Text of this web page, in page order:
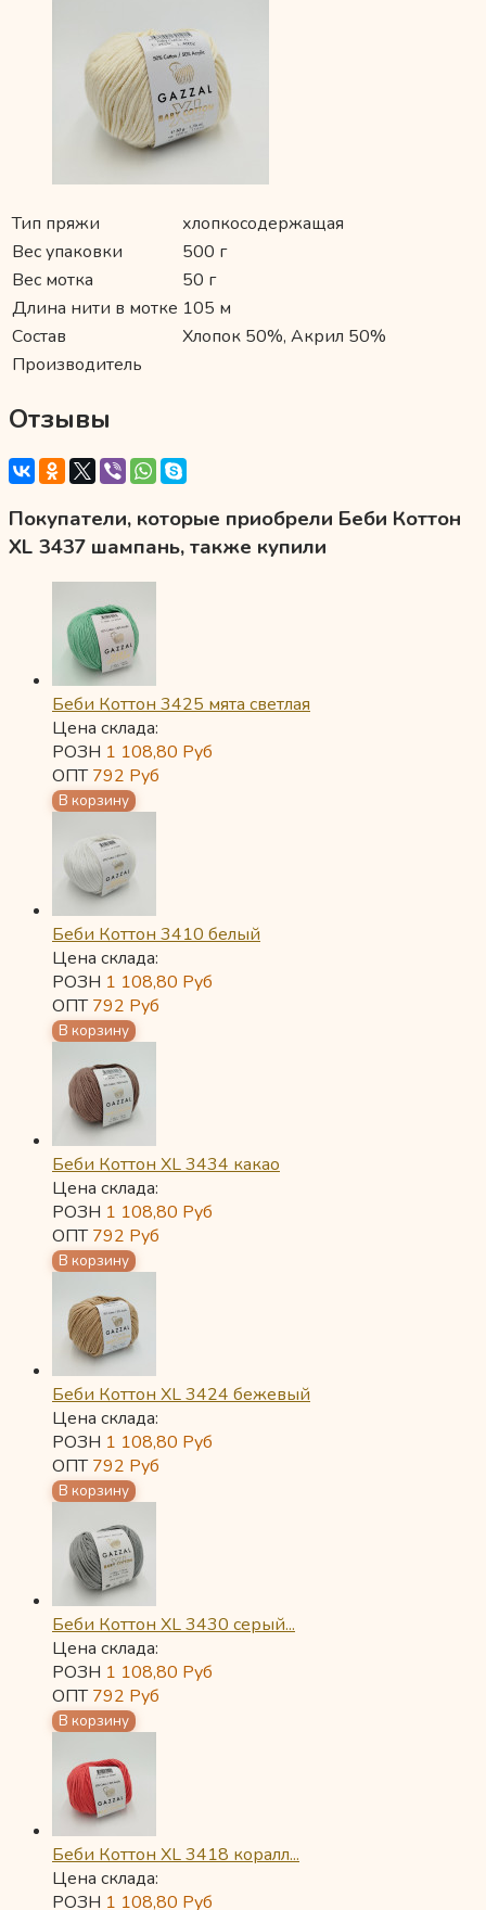
Тип пряжи
хлопкосодержащая
Вес упаковки
500 г
Вес мотка
50 г
Длина нити в мотке 105 м
Состав
Хлопок 50%, Акрил 50%
Производитель
Отзывы
Покупатели, которые приобрели Беби Коттон
XL 3437 шампань, также купили
Беби Коттон 3425 мята светлая
Цена склада:
РОЗН 1 108,80 Руб
ОПТ792 Руб
Беби Коттон 3410 белый
Цена склада:
РОЗН 1 108,80 Руб
ОПТ792 Руб
Беби Коттон XL 3434 какао
Цена склада:
РОЗН 1 108,80 Руб
ОПТ792 Руб
Беби Коттон XL 3424 бежевый
Цена склада:
РОЗН 1 108,80 Руб
ОПТ792 Руб
Беби Коттон XL 3430 серый...
Цена склада:
РОЗН 1 108,80 Руб
ОПТ792 Руб
Беби Коттон XL 3418 коралл...
Цена склада:
РОЗН 1 108,80 Руб